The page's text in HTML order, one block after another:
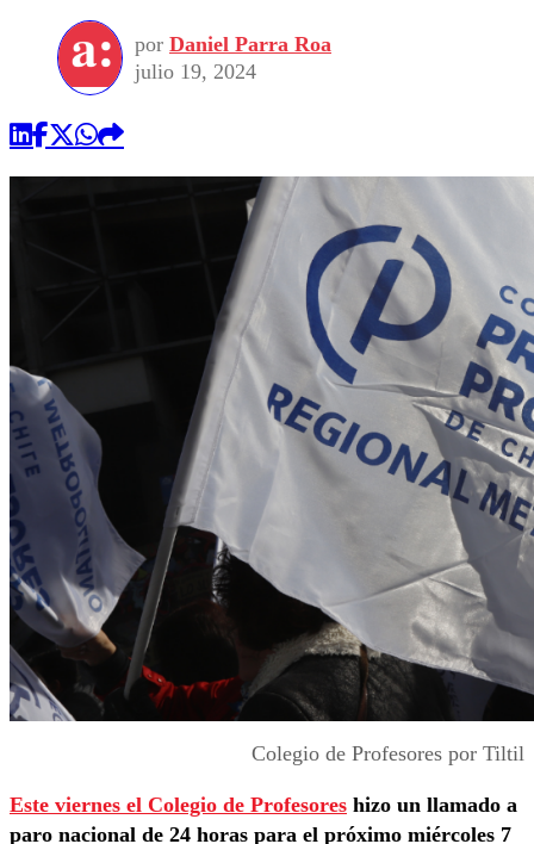
por Daniel Parra Roa
julio 19, 2024
Colegio de Profesores por Tiltil
Este viernes el Colegio de Profesores hizo un llamado a
paro nacional de 24 horas para el próximo miércoles 7